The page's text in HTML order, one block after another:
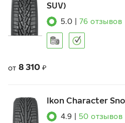
SUV)
5.0 76 отзывов
от 8 310 ₽
Ikon Character
4.9 50 отзывов